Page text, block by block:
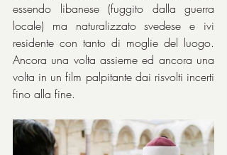
essendo libanese (fuggito dalla guerra
locale) ma naturalizzato svedese e ivi
residente con tanto di moglie del luogo.
Ancora una volta assieme ed ancora una
volta in un film palpitante dai risvolti incerti
fino alla fine.